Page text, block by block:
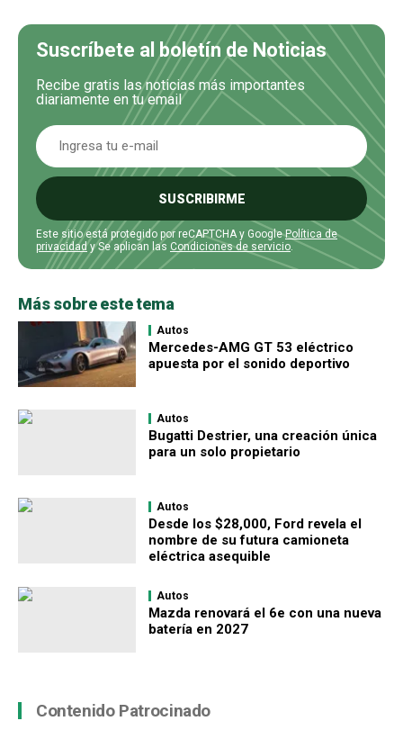
Suscríbete al boletín de Noticias
Recibe gratis las noticias más importantes
diariamente en tu email
SUSCRIBIRME
Este sitio está protegido por reCAPTCHA y GooglePolítica de
privacidady Se aplican las Condiciones de servicio.
Más sobre este tema
Autos
Mercedes-AMG GT 53 eléctrico
apuesta por el sonido deportivo
Autos
Bugatti Destrier, una creación única
para un solo propietario
Autos
Desde los $28,000, Ford revela el
nombre de su futura camioneta
eléctrica asequible
Autos
Mazda renovará el 6e con una nueva
batería en 2027
Contenido Patrocinado